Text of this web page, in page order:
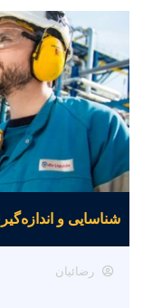
شناسایی و
رضائیان